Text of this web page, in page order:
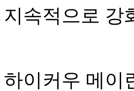
지속적으로 강
하이커우 메이